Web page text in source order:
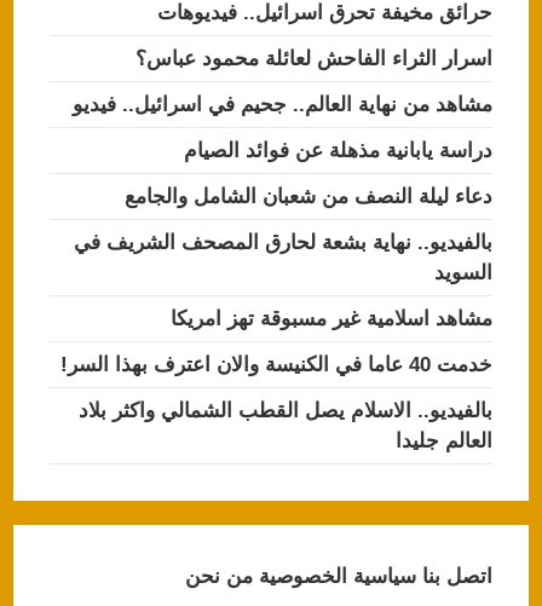
حرائق مخيفة تحرق اسرائيل.. فيديوهات
اسرار الثراء الفاحش لعائلة محمود عباس؟
مشاهد من نهاية العالم.. جحيم في اسرائيل.. فيديو
دراسة يابانية مذهلة عن فوائد الصيام
دعاء ليلة النصف من شعبان الشامل والجامع
بالفيديو.. نهاية بشعة لحارق المصحف الشريف في
السويد
مشاهد اسلامية غير مسبوقة تهز امريكا
خدمت 40 عاما في الكنيسة والان اعترف بهذا السر!
بالفيديو.. الاسلام يصل القطب الشمالي واكثر بلاد
العالم جليدا
اتصل بناسياسية الخصوصيةمن نحن